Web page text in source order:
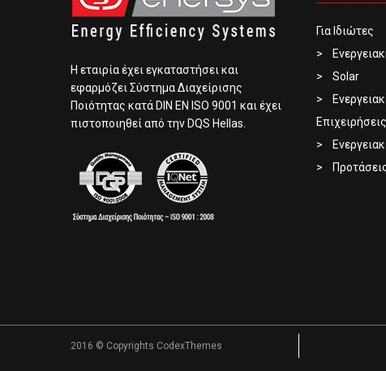
Η εταιρία έχει εγκαταστήσει και
εφαρμόζει Σύστημα Διαχείρισης
Ποιότητας κατά DIN EN ISO 9001 και έχει
πιστοποιηθεί από την DQS Hellas.
Για Ιδιώτες
Solar
Επιχειρήσεις
2016 © Copyrights CodexThemes